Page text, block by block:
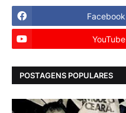
Facebook
YouTube
POSTAGENS POPULARES